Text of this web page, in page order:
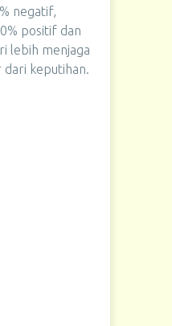
negatif,
positif dan
lebih menjaga
dari keputihan.